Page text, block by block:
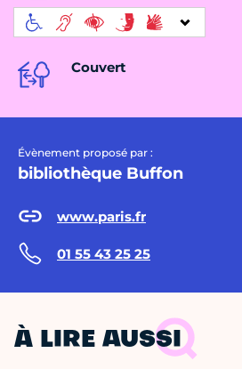
Couvert
Évènement proposé par :
bibliothèque Buffon
www.paris.fr
01 55 43 25 25
À LIRE AUSSI